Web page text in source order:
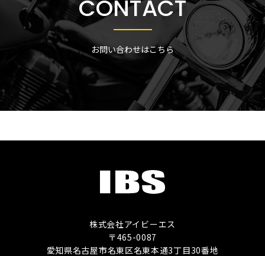
CONTACT
お問い合わせはこちら
株式会社アイビーエス
〒465-0087
愛知県名古屋市名東区名東本通3丁目30番地